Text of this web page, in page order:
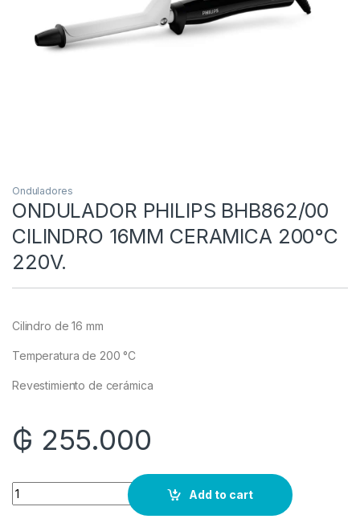
Onduladores
ONDULADOR PHILIPS BHB862/00
CILINDRO 16MM CERAMICA 200°C
220V.
Cilindro de 16 mm
Temperatura de 200 °C
Revestimiento de cerámica
₲ 255.000
Quantity
Add to cart